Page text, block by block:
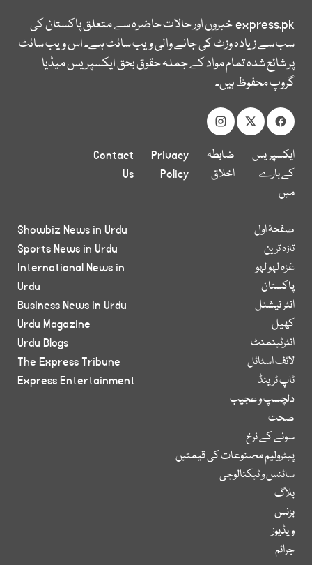
express.pkخبروں اور حالات حاضرہ سے متعلق پاکستان کی
سب سے زیادہ وزٹ کی جانے والی ویب سائٹ ہے۔ اس ویب سائٹ
پر شائع شدہ تمام مواد کے جملہ حقوق بحق ایکسپریس میڈیا
گروپ محفوظ ہیں۔
ایکسپریس
کے بارے
میں
ضابطہ
اخلاق
Privacy
Policy
Contact
Us
صفحۂ اول
تازہ ترین
غزہ لہو لہو
پاکستان
انٹر نیشنل
کھیل
انٹرٹینمنٹ
لائف اسٹائل
ٹاپ ٹرینڈ
دلچسپ و عجیب
صحت
سونے کے نرخ
پیٹرولیم مصنوعات کی قیمتیں
سائنس و ٹیکنالوجی
بلاگ
بزنس
ویڈیوز
جرائم
Showbiz News in Urdu
Sports News in Urdu
International News in
Urdu
Business News in Urdu
Urdu Magazine
Urdu Blogs
The Express Tribune
Express Entertainment